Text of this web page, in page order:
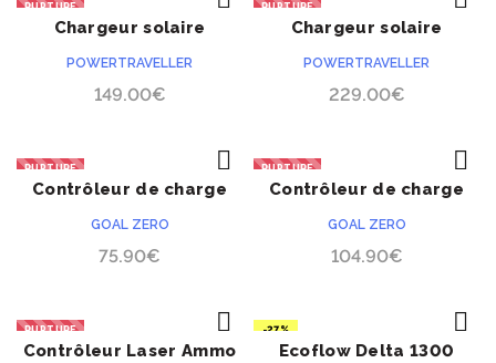
RUPTURE
ACHETER
Chargeur solaire
POWERTRAVELLER
149.00€
RUPTURE
ACHETER
Chargeur solaire
POWERTRAVELLER
229.00€
RUPTURE
ACHETER
Contrôleur de charge
GOAL ZERO
75.90€
RUPTURE
ACHETER
Contrôleur de charge
GOAL ZERO
104.90€
RUPTURE
ACHETER
Contrôleur Laser Ammo
-27%
ACHETER
Ecoflow Delta 1300